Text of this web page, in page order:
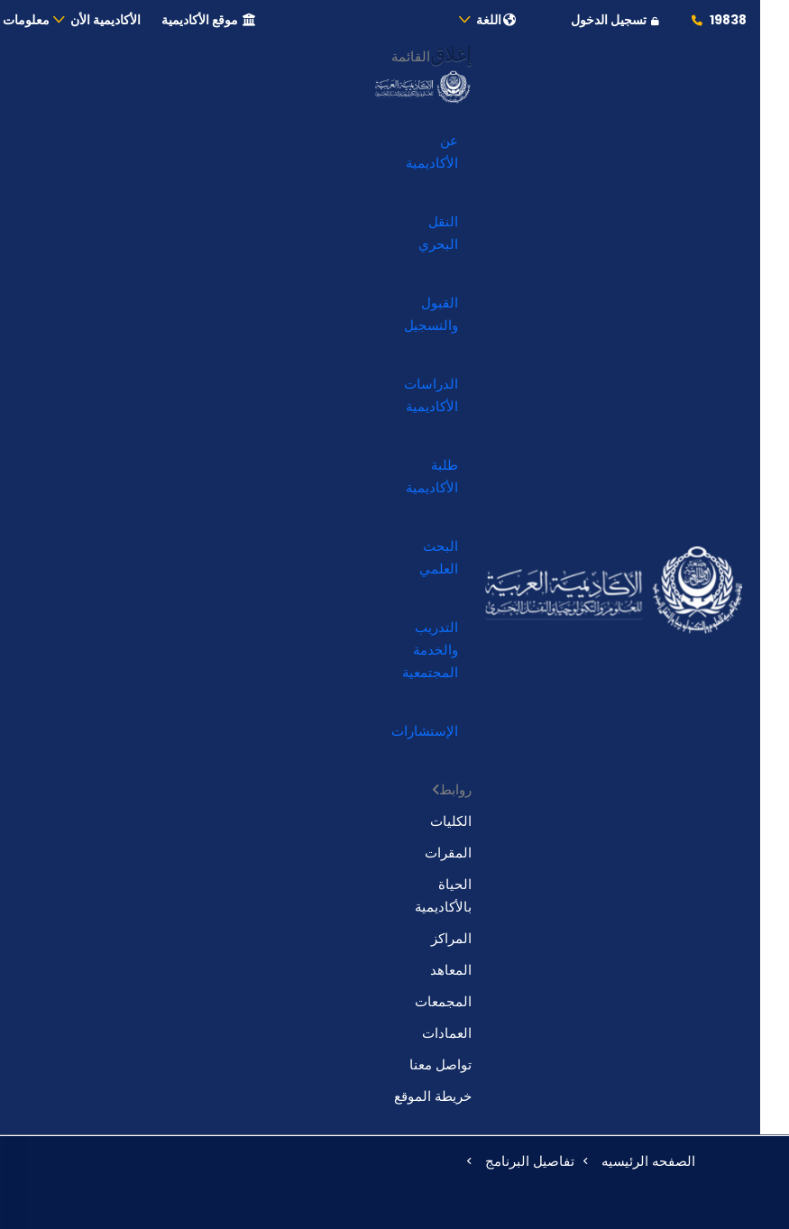
19838 تسجيل الدخول اللغة موقع الأكاديمية الأكاديمية الأن معلومات
إغلاق القائمة
عن
الأكاديمية
النقل
البحري
القبول
والتسجيل
الدراسات
الأكاديمية
طلبة
الأكاديمية
البحث
العلمي
التدريب
والخدمة
المجتمعية
الإستشارات
روابط
الكليات
المقرات
الحياة
بالأكاديمية
المراكز
المعاهد
المجمعات
العمادات
تواصل معنا
خريطة الموقع
الصفحه الرئيسيه تفاصيل البرنامج